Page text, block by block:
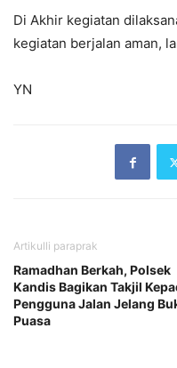
Di Akhir kegiatan
kegiatan berjalan aman,
YN
Artikulli paraprak
Ramadhan Berkah, Polsek
Kandis Bagikan Takjil
Pengguna Jalan Jelang
Puasa